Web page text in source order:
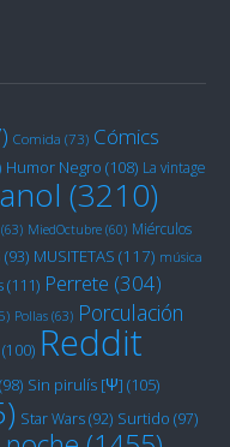
Comida (73) Cómics
Humor Negro (108) La vintage
(3210)
(63) MiedOctubre (60) Miérculos
(93) MUSITETAS (117) música
(111) Perrete (304)
Pollas (63) Porculación
(100) Reddit
(98) Sin pirulís [Ψ] (105)
Star Wars(92) Surtido (97)